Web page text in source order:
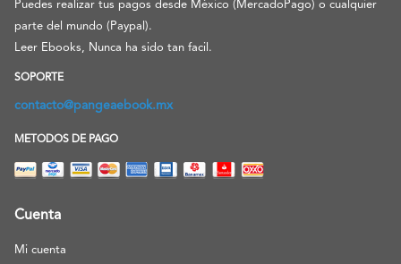
Puedes realizar tus pagos desde México (MercadoPago) o cualquier
parte del mundo (Paypal).
Leer Ebooks, Nunca ha sido tan facil.
SOPORTE
contacto@pangeaebook.mx
METODOS DE PAGO
Cuenta
Mi cuenta